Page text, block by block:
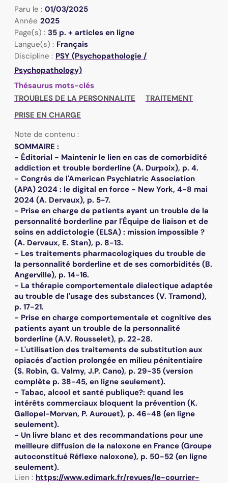
Paru le : 01/03/2025
Année 2025
Page(s) : 35 p. + articles en ligne
Langue(s) : Français
Discipline : PSY (Psychopathologie /
Psychopathology)
Thésaurus mots-clés
TROUBLES DE LA PERSONNALITE
TRAITEMENT
PRISE EN CHARGE
Note de contenu :
SOMMAIRE :
- Éditorial - Maintenir le lien en cas de comorbidité
addiction et trouble borderline (A. Durpoix), p. 4.
- Congrès de l'American Psychiatric Association
(APA) 2024 : le digital en force - New York, 4-8 mai
2024 (A. Dervaux), p. 5-7.
- Prise en charge de patients ayant un trouble de la
personnalité borderline par l'Équipe de liaison et de
soins en addictologie (ELSA) : mission impossible ?
(A. Dervaux, E. Stan), p. 8-13.
- Les traitements pharmacologiques du trouble de
la personnalité borderline et de ses comorbidités (B.
Angerville), p. 14-16.
- La thérapie comportementale dialectique adaptée
au trouble de l'usage des substances (V. Tramond),
p. 17-21.
- Prise en charge comportementale et cognitive des
patients ayant un trouble de la personnalité
borderline (A.V. Rousselet), p. 22-28.
- L'utilisation des traitements de substitution aux
opiacés d'action prolongée en milieu pénitentiaire
(S. Robin, G. Valmy, J.P. Cano), p. 29-35 (version
complète p. 38-45, en ligne seulement).
- Tabac, alcool et santé publique?: quand les
intérêts commerciaux bloquent la prévention (K.
Gallopel-Morvan, P. Aurouet), p. 46-48 (en ligne
seulement).
- Un livre blanc et des recommandations pour une
meilleure diffusion de la naloxone en France (Groupe
autoconstitué Réflexe naloxone), p. 50-52 (en ligne
seulement).
Lien : https://www.edimark.fr/revues/le-courrier-